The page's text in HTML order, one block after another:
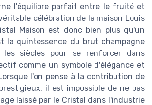
l'équilibre parfait entre le fruité et
célébration de la maison Louis
Maison est donc bien plus qu'un
la quintessence du brut champagne
siècles pour se renforcer dans
comme un symbole d'élégance et
l'on pense à la contribution de
il est impossible de ne pas
laissé par le Cristal dans l'industrie